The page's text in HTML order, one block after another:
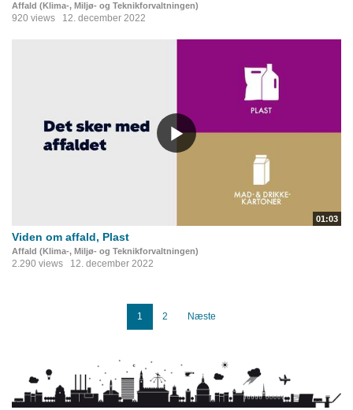
Affald (Klima-, Miljø- og Teknikforvaltningen)
920 views 12. december 2022
01:03
Viden om affald, Plast
Affald (Klima-, Miljø- og Teknikforvaltningen)
2.290 views 12. december 2022
1 2 Næste